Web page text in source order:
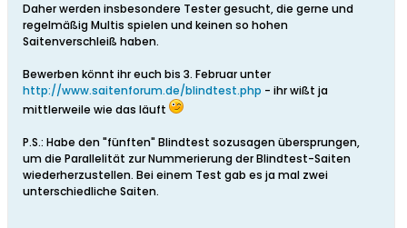
Daher werden insbesondere Tester gesucht, die gerne und
regelmäßig Multis spielen und keinen so hohen
Saitenverschleiß haben.
Bewerben könnt ihr euch bis 3. Februar unter
http://www.saitenforum.de/blindtest.php - ihr wißt ja
mittlerweile wie das läuft
P.S.: Habe den "fünften" Blindtest sozusagen übersprungen,
um die Parallelität zur Nummerierung der Blindtest-Saiten
wiederherzustellen. Bei einem Test gab es ja mal zwei
unterschiedliche Saiten.